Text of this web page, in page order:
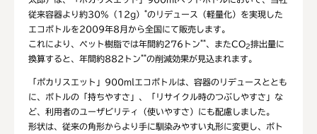
従来容器より約30%（12g）
*のリデュース（軽量化）を実現した
エコボトルを2009年8月から全国にて販売します。
これにより、ペット樹脂では年間約276トン**、またCO2排出量に
換算すると、年間約882トン**の削減効果が見込まれます。
「ポカリスエット」900mlエコボトルは、容器のリデュースととも
に、ボトルの「持ちやすさ」、「リサイクル時のつぶしやすさ」な
ど、利用者のユーザビリティ（使いやすさ）にも配慮しました。
形状は、従来の角形からより手に馴染みやすい丸形に変更し、ボト